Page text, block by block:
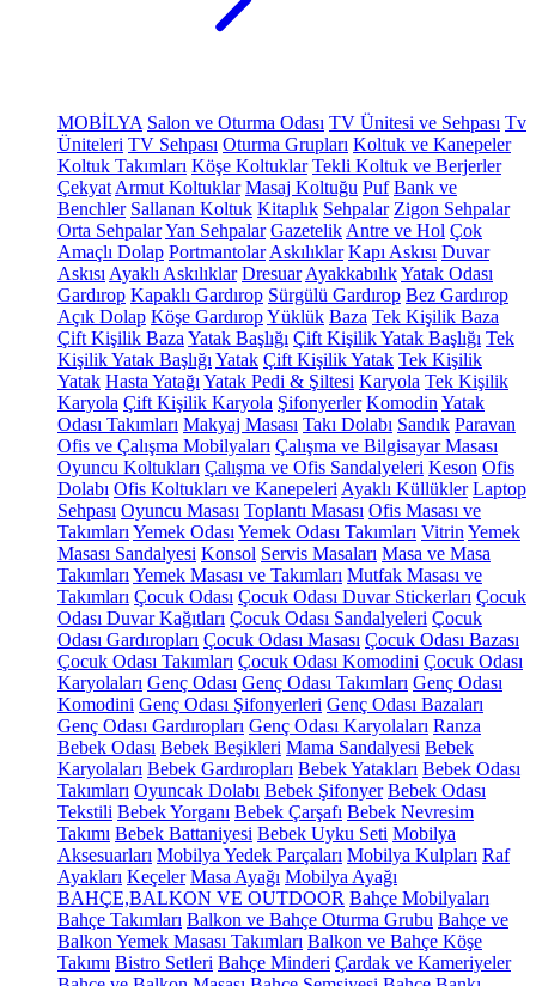
MOBİLYA Salon ve Oturma Odası TV Ünitesi ve Sehpası Tv
Üniteleri TV Sehpası Oturma Grupları Koltuk ve Kanepeler
Koltuk Takımları Köşe Koltuklar Tekli Koltuk ve Berjerler
Çekyat Armut Koltuklar Masaj Koltuğu Puf Bank ve
Benchler Sallanan Koltuk Kitaplık Sehpalar Zigon Sehpalar
Orta SehpalarYan Sehpalar Gazetelik Antre ve Hol Çok
Amaçlı Dolap Portmantolar Askılıklar Kapı Askısı Duvar
Askısı Ayaklı Askılıklar Dresuar AyakkabılıkYatak Odası
Gardırop Kapaklı Gardırop Sürgülü Gardırop Bez Gardırop
Açık Dolap Köşe GardıropYüklük Baza Tek Kişilik Baza
Çift Kişilik Baza Yatak Başlığı Çift Kişilik Yatak Başlığı Tek
Kişilik Yatak Başlığı Yatak Çift Kişilik Yatak Tek Kişilik
Yatak Hasta Yatağı Yatak Pedi & Şiltesi Karyola Tek Kişilik
Karyola Çift Kişilik Karyola Şifonyerler Komodin Yatak
Odası Takımları Makyaj Masası Takı Dolabı Sandık Paravan
Ofis ve Çalışma Mobilyaları Çalışma ve Bilgisayar Masası
Oyuncu Koltukları Çalışma ve Ofis Sandalyeleri Keson Ofis
Dolabı Ofis Koltukları ve Kanepeleri Ayaklı Küllükler Laptop
Sehpası Oyuncu Masası Toplantı Masası Ofis Masası ve
Takımları Yemek Odası Yemek Odası Takımları Vitrin Yemek
Masası Sandalyesi Konsol Servis Masaları Masa ve Masa
Takımları Yemek Masası ve Takımları Mutfak Masası ve
Takımları Çocuk Odası Çocuk Odası Duvar Stickerları Çocuk
Odası Duvar Kağıtları Çocuk Odası Sandalyeleri Çocuk
Odası Gardıropları Çocuk Odası Masası Çocuk Odası Bazası
Çocuk Odası Takımları Çocuk Odası Komodini Çocuk Odası
Karyolaları Genç Odası Genç Odası Takımları Genç Odası
Komodini Genç Odası Şifonyerleri Genç Odası Bazaları
Genç Odası Gardıropları Genç Odası Karyolaları Ranza
Bebek Odası Bebek Beşikleri Mama Sandalyesi Bebek
Karyolaları Bebek Gardıropları Bebek Yatakları Bebek Odası
Takımları Oyuncak Dolabı Bebek Şifonyer Bebek Odası
Tekstili Bebek Yorganı Bebek Çarşafı Bebek Nevresim
Takımı Bebek Battaniyesi Bebek Uyku Seti Mobilya
Aksesuarları Mobilya Yedek Parçaları Mobilya Kulpları Raf
Ayakları Keçeler Masa Ayağı Mobilya Ayağı
BAHÇE,BALKON VE OUTDOOR Bahçe Mobilyaları
Bahçe Takımları Balkon ve Bahçe Oturma Grubu Bahçe ve
Balkon Yemek Masası Takımları Balkon ve Bahçe Köşe
Takımı Bistro Setleri Bahçe Minderi Çardak ve Kameriyeler